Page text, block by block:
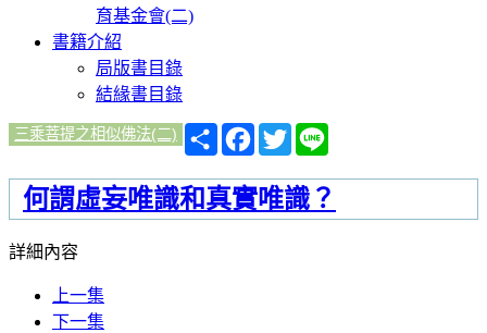
育基金會(二)
書籍介紹
局版書目錄
結緣書目錄
三乘菩提之相似佛法(二)
分
享
Facebook
Twitter
何謂虛妄唯識和真實唯識？
詳細內容
上一集
下一集